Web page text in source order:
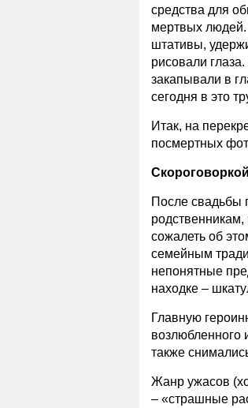
средства для
мертвых
штативы,
рисовали
закапывали в
сегодня в это
Итак, на
посмертных
После свадьбы
сожалеть об
семейным
непонятные
находке –
Главную
возлюбленного
также
Жанр ужасов
– «страшные